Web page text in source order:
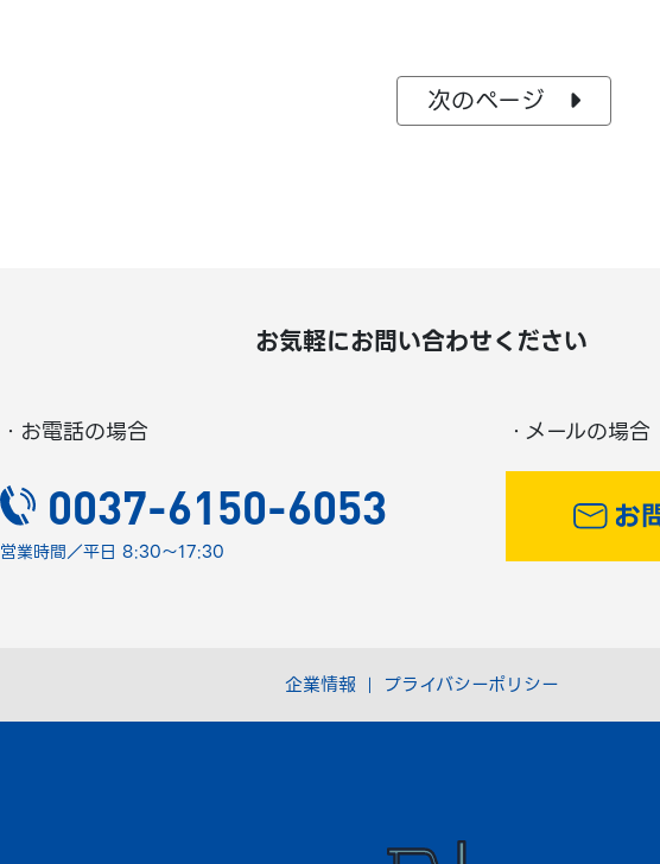
次のページ
お気軽にお問い合わせください
・お電話の場合
0037-6150-6053
営業時間／平日 8:30～17:30
・メールの場合
企業情報 ｜ プライバシーポリシー